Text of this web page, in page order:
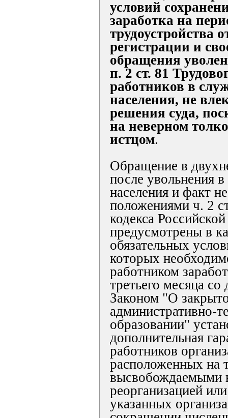
условий
заработка на
трудоустройства
регистрации и
обращения
п. 2 ст. 81
работников в
населения, не
решения суда,
на неверном
истцом.
Обращение в
после увольнения
населения и факт
положениями ч. 2
кодекса
предусмотрены в
обязательных
которых
работником
третьего месяца со
Законом "О
административно-
образовании"
дополнительная
работников
расположенных на
высвобождаемыми
реорганизацией
указанных